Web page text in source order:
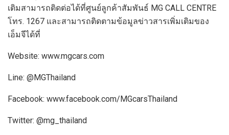
เติมสามารถติดต่อได้ที่ศูนย์ลูกค้าสัมพันธ์ MG CALL CENTRE
โทร. 1267 และสามารถติดตามข้อมูลข่าวสารเพิ่มเติมของ
เอ็มจีได้ที่
Website: www.mgcars.com
Line: @MGThailand
Facebook: www.facebook.com/MGcarsThailand
Twitter: @mg_thailand